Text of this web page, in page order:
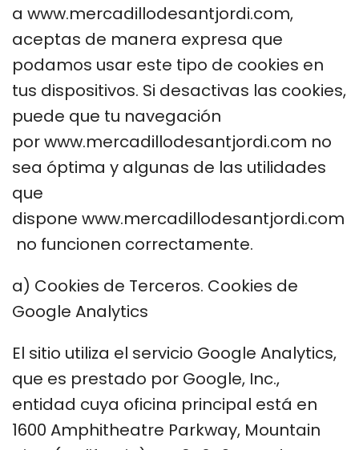
a www.mercadillodesantjordi.com,
aceptas de manera expresa que
podamos usar este tipo de cookies en
tus dispositivos. Si desactivas las cookies,
puede que tu navegación
por www.mercadillodesantjordi.com no
sea óptima y algunas de las utilidades
que
dispone www.mercadillodesantjordi.com
no funcionen correctamente.
a) Cookies de Terceros. Cookies de
Google Analytics
El sitio utiliza el servicio Google Analytics,
que es prestado por Google, Inc.,
entidad cuya oficina principal está en
1600 Amphitheatre Parkway, Mountain